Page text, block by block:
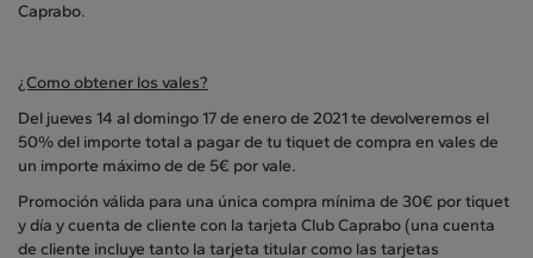
Caprabo.
¿Como obtener los vales?
Del jueves 14 al domingo 17 de enero de 2021 te devolveremos el
50% del importe total a pagar de tu tiquet de compra en vales de
un importe máximo de de 5€ por vale.
Promoción válida para una única compra mínima de 30€ por tiquet
y día y cuenta de cliente con la tarjeta Club Caprabo (una cuenta
de cliente incluye tanto la tarjeta titular como las tarjetas